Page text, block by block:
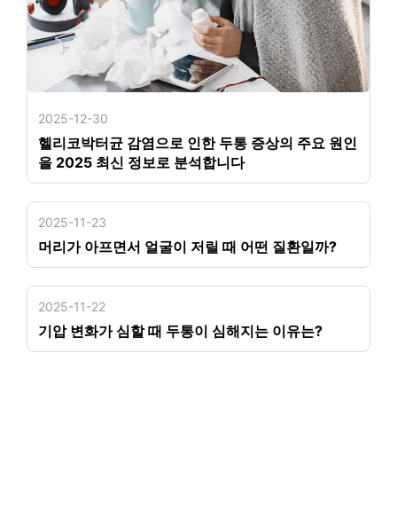
2025-12-30
헬리코박터균 감염으로 인한 두통 증상의 주요 원인
을 2025 최신 정보로 분석합니다
2025-11-23
머리가 아프면서 얼굴이 저릴 때 어떤 질환일까?
2025-11-22
기압 변화가 심할 때 두통이 심해지는 이유는?